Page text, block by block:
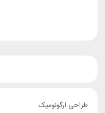
طراحی ارگونومیک